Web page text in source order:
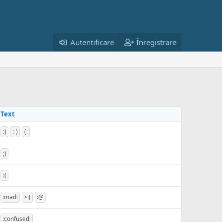
Autentificare Înregistrare
Text
:) :-) (:
;)
:(
:mad: >:( :@
:confused: